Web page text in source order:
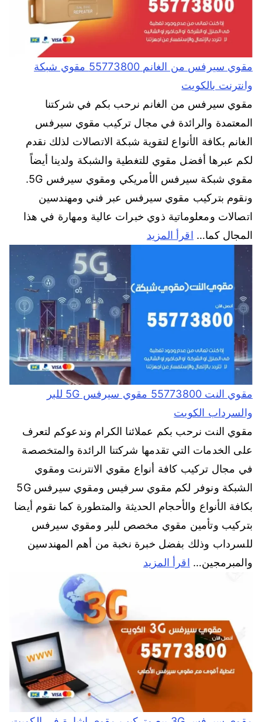
مقوي سيرفس من الغانم 55773800 مقوي شبكة
وانترنت بالكويت
مقوي سيرفس من الغانم نرحب بكم في شركتنا
المعتمدة والرائدة في مجال تركيب مقوي سيرفس
الغانم بكافة الأنواع لتقوية شبكة الاتصالات لذلك نقدم
لكم عبرها أفضل مقوي للتغطية والشبكة ولدينا أيضاً
مقوي شبكة سيرفس الأمريكي ومقوي سيرفس 5G.
ونقوم بتركيب مقوي سيرفس عبر فني ومهندسين
اتصالات ومعلوماتية ذوي خبرات عالية ومهارة في هذا
المجال كما… اقرأ المزيد
مقوي النت 55773800 مقوي سيرفس 5G للبر
والسرداب الكويت
مقوي النت نرحب بكم عملائنا الكرام وندعوكم لتعرف
على الخدمات التي تقدمها شركتنا الرائدة والمتخصصة
في مجال تركيب كافة أنواع مقوي الانترنت ومقوي
الشبكة ونوفر لكم مقوي سرفيس ومقوي سيرفس 5G
بكافة الأنواع والأحجام الحديثة والمتطورة كما نقوم أيضا
بتركيب وتأمين مقوي مخصص للبر ومقوي سيرفس
للسرداب وذلك بفضل خبرة نخبة من أهم المهندسين
والمبرمجين… اقرأ المزيد